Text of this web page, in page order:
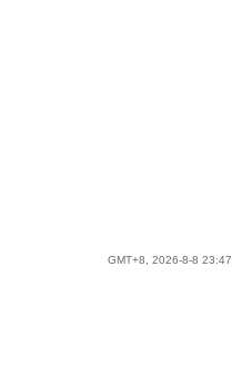
GMT+8, 2026-8-8 23:47